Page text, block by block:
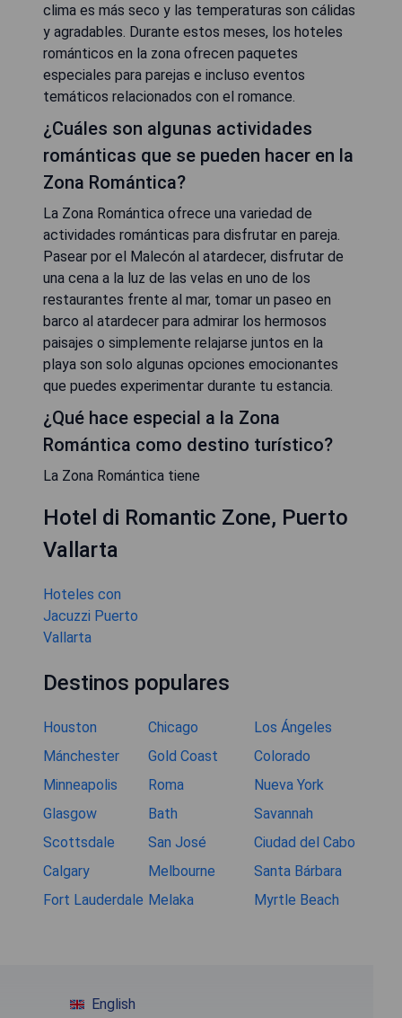
clima es más seco y las temperaturas son cálidas
y agradables. Durante estos meses, los hoteles
románticos en la zona ofrecen paquetes
especiales para parejas e incluso eventos
temáticos relacionados con el romance.
¿Cuáles son algunas actividades
románticas que se pueden hacer en la
Zona Romántica?
La Zona Romántica ofrece una variedad de
actividades románticas para disfrutar en pareja.
Pasear por el Malecón al atardecer, disfrutar de
una cena a la luz de las velas en uno de los
restaurantes frente al mar, tomar un paseo en
barco al atardecer para admirar los hermosos
paisajes o simplemente relajarse juntos en la
playa son solo algunas opciones emocionantes
que puedes experimentar durante tu estancia.
¿Qué hace especial a la Zona
Romántica como destino turístico?
La Zona Romántica tiene
Hotel di Romantic Zone, Puerto
Vallarta
Hoteles con
Jacuzzi Puerto
Vallarta
Destinos populares
Houston Chicago
Los Ángeles
Mánchester
Gold Coast
Colorado
Minneapolis
Roma
Nueva York
Glasgow
Bath
Savannah
Scottsdale
San José
Ciudad del Cabo
Calgary
Melbourne
Santa Bárbara
Fort Lauderdale Melaka Myrtle Beach
English